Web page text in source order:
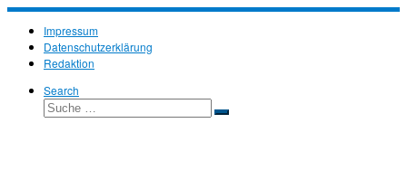
Zum
Inhalt
springen
Impressum
Datenschutzerklärung
Redaktion
Search
Suche
Suche